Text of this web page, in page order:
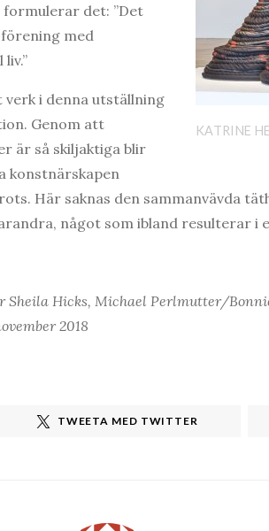
KATRINE
det: ”Det
med
i denna utställning
Genom att
är så skiljaktiga blir
konstnärskapen
Här saknas den sammanvävda
något som ibland resulterar i
Sheila Hicks, Michael Perlmutter/
2018
TWEETA MED TWITTER